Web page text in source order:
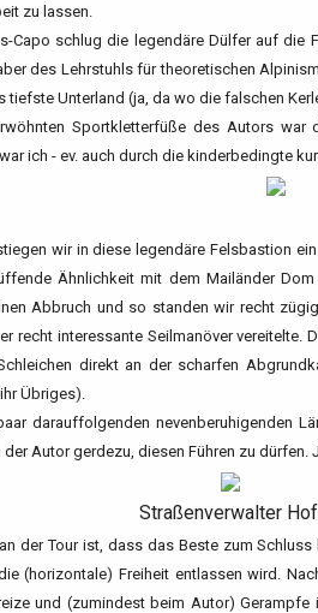
zu lassen.
Capo schlug die legendäre Dülfer auf die
des Lehrstuhls für theoretischen
tiefste Unterland (ja, da wo die falschen
Sportkletterfüße des Autors
ich - ev. auch durch die kinderbedingte
wir in diese legendäre Felsbastion
Ähnlichkeit mit dem Mailänder
Abbruch und so standen wir recht
recht interessante Seilmanöver vereitelte.
direkt an der scharfen
Übriges).
darauffolgenden nevenberuhigenden
Autor gerdezu, diesen Führen zu
Straßenverwalter
der Tour ist, dass das Beste zum
(horizontale) Freiheit entlassen wird.
und (zumindest beim Autor)